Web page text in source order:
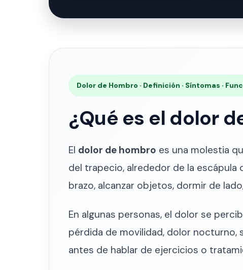
Dolor de Hombro · Definición · Síntomas ·
¿Qué es el dolor
El dolor de hombro es una molestia
del trapecio, alrededor de la escápula
brazo, alcanzar objetos, dormir de
En algunas personas, el dolor se
pérdida de movilidad, dolor nocturno,
antes de hablar de ejercicios o